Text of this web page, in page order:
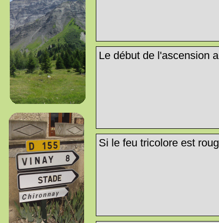
Le début de l'ascension
Si le feu tricolore est